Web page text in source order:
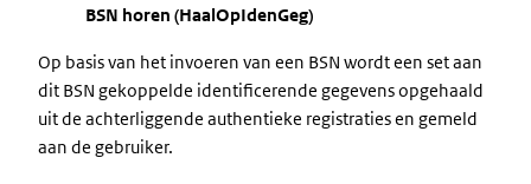
BSN horen (HaalOpIdenGeg)
Op basis van het invoeren van een BSN wordt een set aan
dit BSN gekoppelde identificerende gegevens opgehaald
uit de achterliggende authentieke registraties en gemeld
aan de gebruiker.